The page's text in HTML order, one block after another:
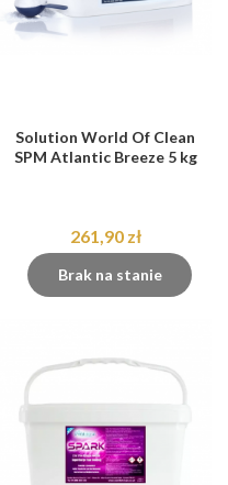
Solution World Of Clean
SPM Atlantic Breeze 5 kg
261,90 zł
Brak na stanie